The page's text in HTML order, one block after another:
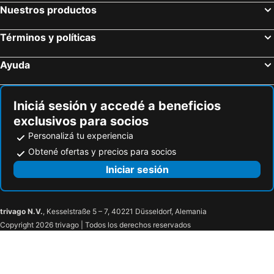
Hoteles en Portals Nous
Hoteles en Es Pujols
Hoteles en Muro
Hoteles en Santanyí
Hoteles en Alaior
Hoteles en Sant Tomás
Nuestros productos
Términos y políticas
Ayuda
Iniciá sesión y accedé a beneficios
exclusivos para socios
Personalizá tu experiencia
Obtené ofertas y precios para socios
Iniciar sesión
trivago N.V., Kesselstraße 5 – 7, 40221 Düsseldorf, Alemania
Copyright 2026 trivago | Todos los derechos reservados